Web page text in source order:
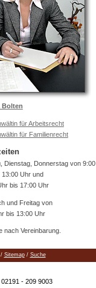
Bolten
für Arbeitsrecht
für Familienrecht
Dienstag, Donnerstag von 9:00
13:00 Uhr und
bis 17:00 Uhr
und Freitag von
bis 13:00 Uhr
nach Vereinbarung.
Sitemap/ Suche
02191 - 209 9003